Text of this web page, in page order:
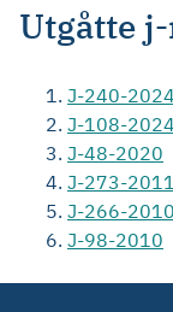
Utgåtte
J-240-2024
J-108-2024
J-48-2020
J-273-2011
J-266-2010
J-98-2010